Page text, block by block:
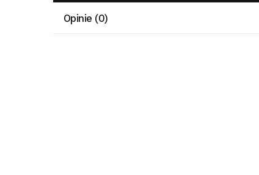
Opinie (0)